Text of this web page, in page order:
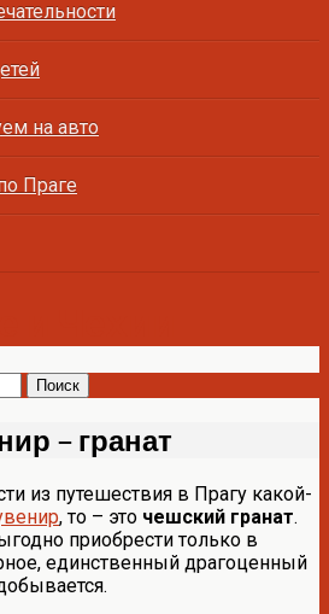
на авто
Праге
– гранат
из путешествия в Прагу какой-
, то – это чешский гранат.
приобрести только в
единственный драгоценный